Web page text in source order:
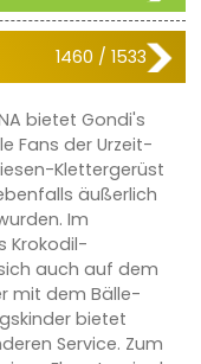
1460 / 1533
bietet Gondi's
Fans der Urzeit-
Klettergerüst
äußerlich
Im
Krokodil-
auch auf dem
mit dem Bälle-
bietet
Service. Zum